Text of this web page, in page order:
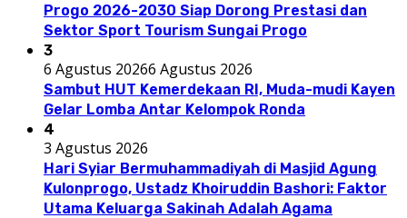
Progo 2026-2030 Siap Dorong Prestasi dan
Sektor Sport Tourism Sungai Progo
3
6 Agustus 20266 Agustus 2026
Sambut HUT Kemerdekaan RI, Muda-mudi Kayen
Gelar Lomba Antar Kelompok Ronda
4
3 Agustus 2026
Hari Syiar Bermuhammadiyah di Masjid Agung
Kulonprogo, Ustadz Khoiruddin Bashori: Faktor
Utama Keluarga Sakinah Adalah Agama